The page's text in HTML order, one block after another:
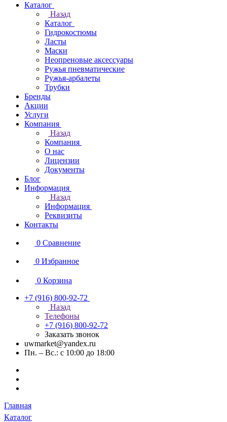
Каталог
Назад
Каталог
Гидрокостюмы
Ласты
Маски
Неопреновые аксессуары
Ружья пневматические
Ружья-арбалеты
Трубки
Бренды
Акции
Услуги
Компания
Назад
Компания
О нас
Лицензии
Документы
Блог
Информация
Назад
Информация
Реквизиты
Контакты
0 Сравнение
0 Избранное
0 Корзина
+7 (916) 800-92-72
Назад
Телефоны
+7 (916) 800-92-72
Заказать звонок
uwmarket@yandex.ru
Пн. – Вс.: с 10:00 до 18:00
Главная
Каталог